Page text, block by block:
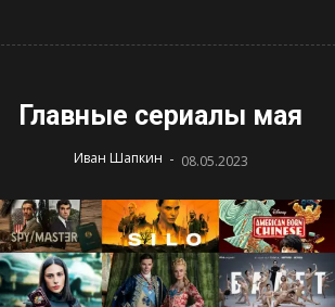
Главные сериалы мая
Иван Шапкин - 08.05.2023